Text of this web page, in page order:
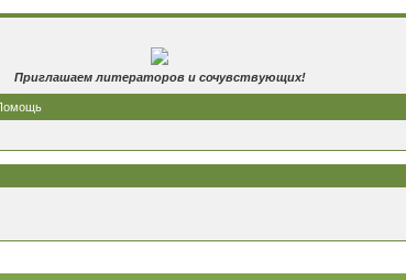
Приглашаем литераторов и сочувствующих!